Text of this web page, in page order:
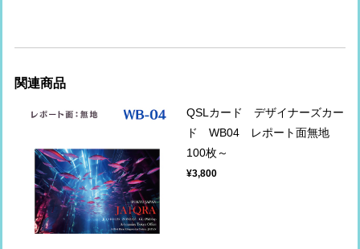
関連商品
QSLカード デザイナーズカー
ド WB04 レポート面無地
100枚～
¥3,800